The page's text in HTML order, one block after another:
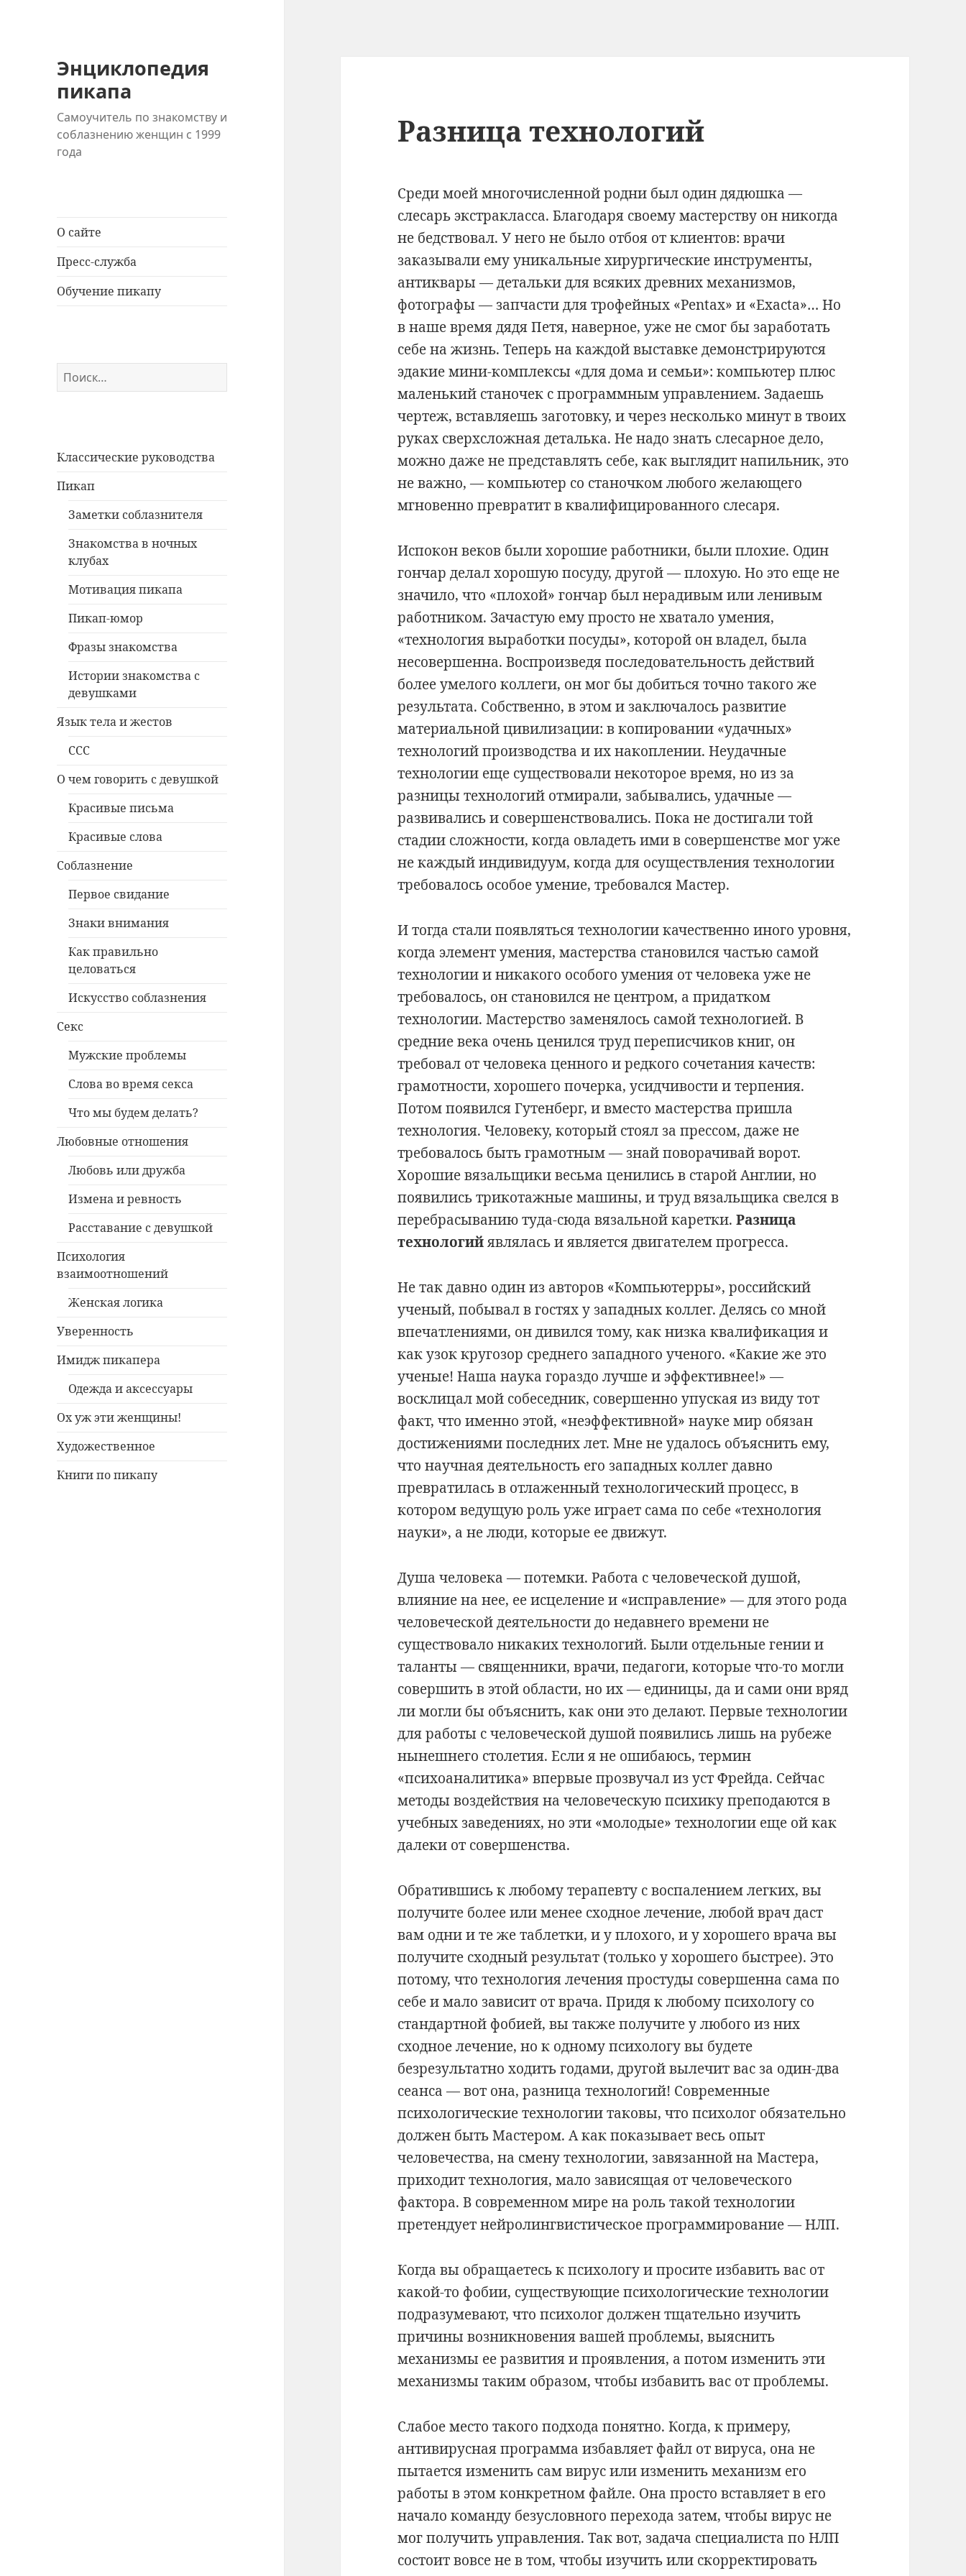
Энциклопедия
пикапа
Самоучитель по знакомству и
соблазнению женщин с 1999
года
О сайте
Пресс-служба
Обучение пикапу
Найти:
Классические руководства
Пикап
Заметки соблазнителя
Знакомства в ночных
клубах
Мотивация пикапа
Пикап-юмор
Фразы знакомства
Истории знакомства с
девушками
Язык тела и жестов
ССС
О чем говорить с девушкой
Красивые письма
Красивые слова
Соблазнение
Первое свидание
Знаки внимания
Как правильно
целоваться
Искусство соблазнения
Секс
Мужские проблемы
Слова во время секса
Что мы будем делать?
Любовные отношения
Любовь или дружба
Измена и ревность
Расставание с девушкой
Психология
взаимоотношений
Женская логика
Уверенность
Имидж пикапера
Одежда и аксессуары
Ох уж эти женщины!
Художественное
Книги по пикапу
Разница технологий
Среди моей многочисленной родни был один дядюшка —
слесарь экстракласса. Благодаря своему мастерству он никогда
не бедствовал. У него не было отбоя от клиентов: врачи
заказывали ему уникальные хирургические инструменты,
антиквары — детальки для всяких древних механизмов,
фотографы — запчасти для трофейных «Pentax» и «Exacta»… Но
в наше время дядя Петя, наверное, уже не смог бы заработать
себе на жизнь. Теперь на каждой выставке демонстрируются
эдакие мини-комплексы «для дома и семьи»: компьютер плюс
маленький станочек с программным управлением. Задаешь
чертеж, вставляешь заготовку, и через несколько минут в твоих
руках сверхсложная деталька. Не надо знать слесарное дело,
можно даже не представлять себе, как выглядит напильник, это
не важно, — компьютер со станочком любого желающего
мгновенно превратит в квалифицированного слесаря.
Испокон веков были хорошие работники, были плохие. Один
гончар делал хорошую посуду, другой — плохую. Но это еще не
значило, что «плохой» гончар был нерадивым или ленивым
работником. Зачастую ему просто не хватало умения,
«технология выработки посуды», которой он владел, была
несовершенна. Воспроизведя последовательность действий
более умелого коллеги, он мог бы добиться точно такого же
результата. Собственно, в этом и заключалось развитие
материальной цивилизации: в копировании «удачных»
технологий производства и их накоплении. Неудачные
технологии еще существовали некоторое время, но из за
разницы технологий отмирали, забывались, удачные —
развивались и совершенствовались. Пока не достигали той
стадии сложности, когда овладеть ими в совершенстве мог уже
не каждый индивидуум, когда для осуществления технологии
требовалось особое умение, требовался Мастер.
И тогда стали появляться технологии качественно иного уровня,
когда элемент умения, мастерства становился частью самой
технологии и никакого особого умения от человека уже не
требовалось, он становился не центром, а придатком
технологии. Мастерство заменялось самой технологией. В
средние века очень ценился труд переписчиков книг, он
требовал от человека ценного и редкого сочетания качеств:
грамотности, хорошего почерка, усидчивости и терпения.
Потом появился Гутенберг, и вместо мастерства пришла
технология. Человеку, который стоял за прессом, даже не
требовалось быть грамотным — знай поворачивай ворот.
Хорошие вязальщики весьма ценились в старой Англии, но
появились трикотажные машины, и труд вязальщика свелся в
перебрасыванию туда-сюда вязальной каретки.Разница
технологийявлялась и является двигателем прогресса.
Не так давно один из авторов «Компьютерры», российский
ученый, побывал в гостях у западных коллег. Делясь со мной
впечатлениями, он дивился тому, как низка квалификация и
как узок кругозор среднего западного ученого. «Какие же это
ученые! Наша наука гораздо лучше и эффективнее!» —
восклицал мой собеседник, совершенно упуская из виду тот
факт, что именно этой, «неэффективной» науке мир обязан
достижениями последних лет. Мне не удалось объяснить ему,
что научная деятельность его западных коллег давно
превратилась в отлаженный технологический процесс, в
котором ведущую роль уже играет сама по себе «технология
науки», а не люди, которые ее движут.
Душа человека — потемки. Работа с человеческой душой,
влияние на нее, ее исцеление и «исправление» — для этого рода
человеческой деятельности до недавнего времени не
существовало никаких технологий. Были отдельные гении и
таланты — священники, врачи, педагоги, которые что-то могли
совершить в этой области, но их — единицы, да и сами они вряд
ли могли бы объяснить, как они это делают. Первые технологии
для работы с человеческой душой появились лишь на рубеже
нынешнего столетия. Если я не ошибаюсь, термин
«психоаналитика» впервые прозвучал из уст Фрейда. Сейчас
методы воздействия на человеческую психику преподаются в
учебных заведениях, но эти «молодые» технологии еще ой как
далеки от совершенства.
Обратившись к любому терапевту с воспалением легких, вы
получите более или менее сходное лечение, любой врач даст
вам одни и те же таблетки, и у плохого, и у хорошего врача вы
получите сходный результат (только у хорошего быстрее). Это
потому, что технология лечения простуды совершенна сама по
себе и мало зависит от врача. Придя к любому психологу со
стандартной фобией, вы также получите у любого из них
сходное лечение, но к одному психологу вы будете
безрезультатно ходить годами, другой вылечит вас за один-два
сеанса — вот она, разница технологий! Современные
психологические технологии таковы, что психолог обязательно
должен быть Мастером. А как показывает весь опыт
человечества, на смену технологии, завязанной на Мастера,
приходит технология, мало зависящая от человеческого
фактора. В современном мире на роль такой технологии
претендует нейролингвистическое программирование — НЛП.
Когда вы обращаетесь к психологу и просите избавить вас от
какой-то фобии, существующие психологические технологии
подразумевают, что психолог должен тщательно изучить
причины возникновения вашей проблемы, выяснить
механизмы ее развития и проявления, а потом изменить эти
механизмы таким образом, чтобы избавить вас от проблемы.
Слабое место такого подхода понятно. Когда, к примеру,
антивирусная программа избавляет файл от вируса, она не
пытается изменить сам вирус или изменить механизм его
работы в этом конкретном файле. Она просто вставляет в его
начало команду безусловного перехода затем, чтобы вирус не
мог получить управления. Так вот, задача специалиста по НЛП
состоит вовсе не в том, чтобы изучить или скорректировать